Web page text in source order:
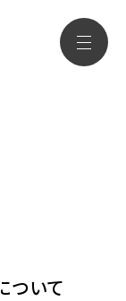
ついて